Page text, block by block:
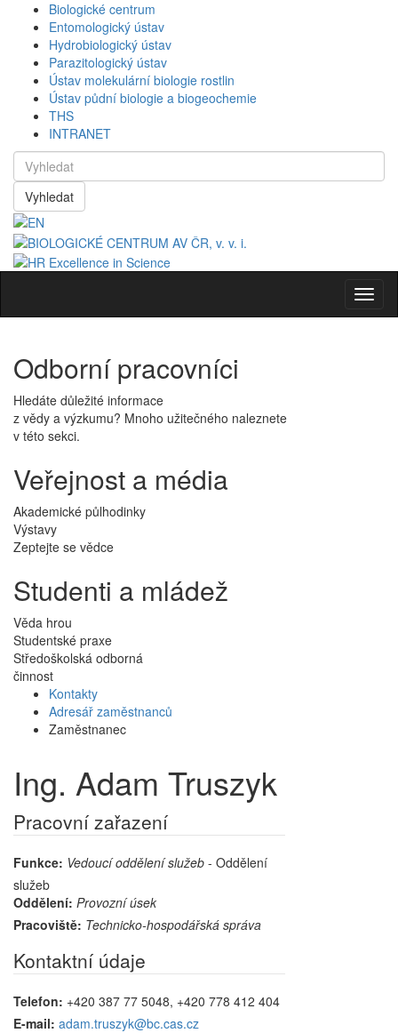
Biologické centrum
Entomologický ústav
Hydrobiologický ústav
Parazitologický ústav
Ústav molekulární biologie rostlin
Ústav půdní biologie a biogeochemie
THS
INTRANET
Vyhledat
Odborní pracovníci
Hledáte důležité informace
z vědy a výzkumu? Mnoho užitečného naleznete
v této sekci.
Veřejnost a média
Akademické půlhodinky
Výstavy
Zeptejte se vědce
Studenti a mládež
Věda hrou
Studentské praxe
Středoškolská odborná
činnost
Kontakty
Adresář zaměstnanců
Zaměstnanec
Ing. Adam Truszyk
Pracovní zařazení
Funkce: Vedoucí oddělení služeb - Oddělení
služeb
Oddělení: Provozní úsek
Pracoviště: Technicko-hospodářská správa
Kontaktní údaje
Telefon: +420 387 77 5048, +420 778 412 404
E-mail: adam.truszyk@bc.cas.cz